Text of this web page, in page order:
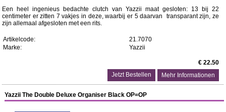
Een heel ingenieus bedachte clutch van Yazzii maat gesloten: 13 bij 22
centimeter er zitten 7 vakjes in deze, waarbij er 5 daarvan transparant zijn, ze
zijn allemaal afgesloten met een rits.
Artikelcode:
21.7070
Marke:
Yazzii
€ 22.50
Mehr Informationen
Yazzii The Double Deluxe Organiser Black OP=OP